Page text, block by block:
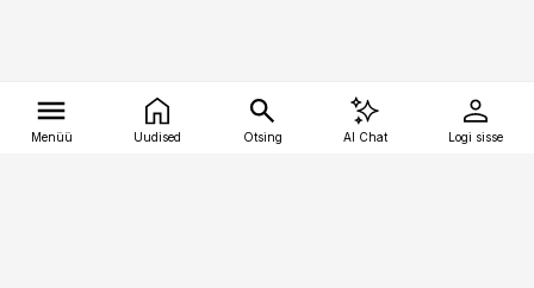
Menüü Uudised Otsing AI Chat Logi sisse